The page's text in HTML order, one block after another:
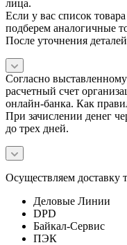
лица.
Если у вас список
подберем аналогичные
После уточнения
Согласно
расчетный счет
онлайн-банка. Как
При зачислении денег
до трех дней.
Осуществляем
Деловые Линии
DPD
Байкал-Сервис
ПЭК